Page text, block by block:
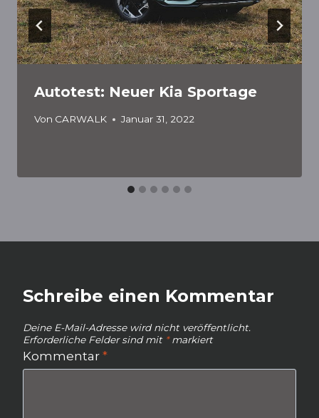
Autotest: Neuer Kia Sportage
Von CARWALK Januar 31, 2022
Schreibe einen Kommentar
Deine E-Mail-Adresse wird nicht veröffentlicht.
Erforderliche Felder sind mit *markiert
Kommentar *